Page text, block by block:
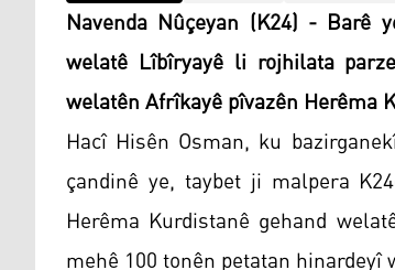
Navenda Nûçeyan (K24) - Barê
welatê Lîbîryayê li rojhilata
welatên Afrîkayê pîvazên Herêma
Hacî Hisên Osman, ku
çandinê ye, taybet ji malpera
Herêma Kurdistanê gehand
mehê 100 tonên petatan hinardeyî